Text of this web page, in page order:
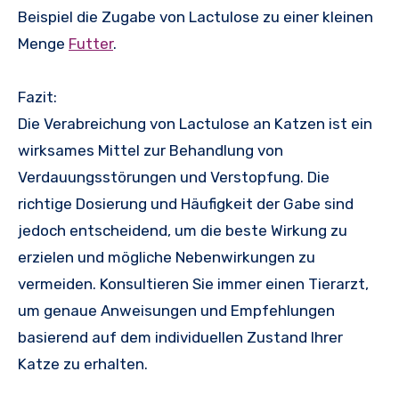
Beispiel die Zugabe von Lactulose zu einer kleinen
Menge Futter.
Fazit:
Die Verabreichung von Lactulose an Katzen ist ein
wirksames Mittel zur Behandlung von
Verdauungsstörungen und Verstopfung. Die
richtige Dosierung und Häufigkeit der Gabe sind
jedoch entscheidend, um die beste Wirkung zu
erzielen und mögliche Nebenwirkungen zu
vermeiden. Konsultieren Sie immer einen Tierarzt,
um genaue Anweisungen und Empfehlungen
basierend auf dem individuellen Zustand Ihrer
Katze zu erhalten.